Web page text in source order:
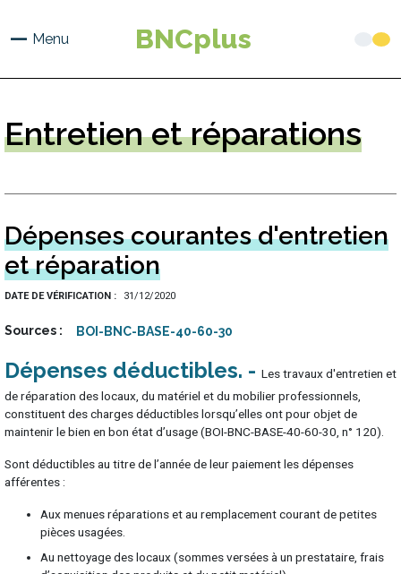
principal
Menu BNCplus
Entretienet réparations
Dépenses courantes d'entretien
et réparation
DATE DE VÉRIFICATION 31/12/2020
Sources BOI-BNC-BASE-40-60-30
Dépenses déductibles
Les travaux d'entretien et
de réparation des locaux, du matériel et du mobilier professionnels,
constituent des charges déductibles lorsqu’elles ont pour objet de
maintenir le bien en bon état d’usage (BOI-BNC-BASE-40-60-30, n° 120).
Sont déductibles au titre de l’année de leur paiement les dépenses
afférentes :
Aux menues réparations et au remplacement courant de petites
pièces usagées.
Au nettoyage des locaux (sommes versées à un prestataire, frais